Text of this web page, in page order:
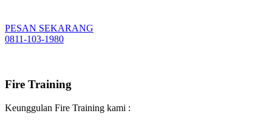
PESAN SEKARANG
0811-103-1980
Fire Training
Keunggulan Fire Training kami :